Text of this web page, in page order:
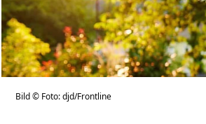
Bild © Foto: djd/Frontline